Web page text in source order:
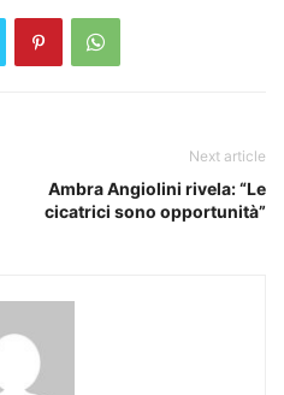
Next article
Ambra Angiolini rivela: “Le
cicatrici sono opportunità”